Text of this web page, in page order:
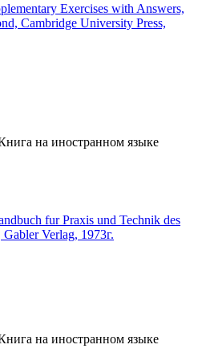
Exercises with Answers,
Cambridge University Press,
на иностранном языке
fur Praxis und Technik des
Verlag, 1973г.
на иностранном языке